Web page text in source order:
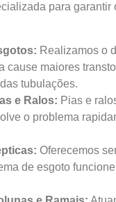
para
Realizamos o
cause maiores
tubulações.
e Ralos: Pias e
o problema
Oferecemos
de esgoto